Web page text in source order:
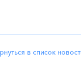
в список